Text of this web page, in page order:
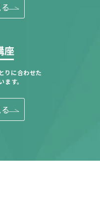
座
りに合わせた
す。